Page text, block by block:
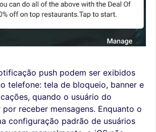
push podem ser exibidos
telefone: tela de bloqueio, banner e
quando o usuário do
receber mensagens. Enquanto o
configuração padrão de usuários